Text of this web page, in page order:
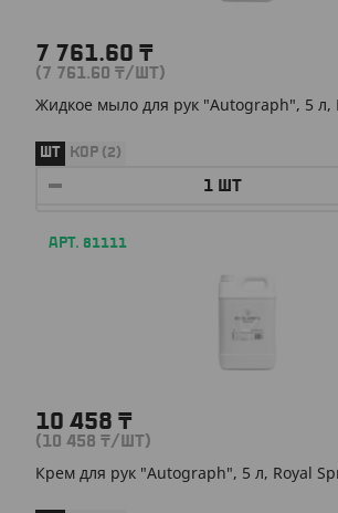
7 761.60 ₸
(7 761.60 ₸/ШТ)
Жидкое мыло для рук "Autograph", 5 л,
ШТ КОР (2)
АРТ. 81111
10 458 ₸
(10 458 ₸/ШТ)
Крем для рук "Autograph", 5 л, Royal